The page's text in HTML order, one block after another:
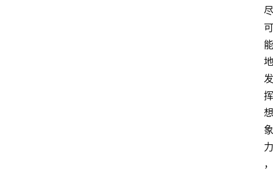
尽
可
能
地
发
挥
想
象
力
，